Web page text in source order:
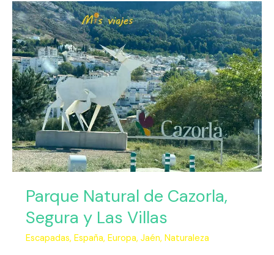
Parque Natural de Cazorla,
Segura y Las Villas
Escapadas, España, Europa, Jaén, Naturaleza
Parque
Natural
de
Cazorla,
Segura
y
Las
Villas